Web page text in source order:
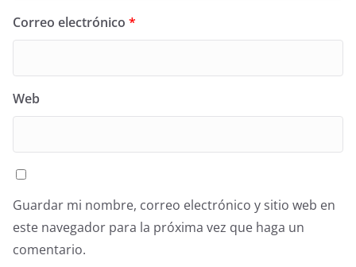
Correo electrónico *
Web
Guardar mi nombre, correo electrónico y sitio web en
este navegador para la próxima vez que haga un
comentario.